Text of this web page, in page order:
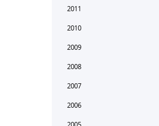
2011
2010
2009
2008
2007
2006